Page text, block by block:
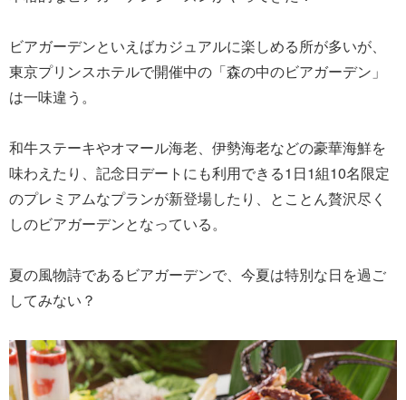
ビアガーデンといえばカジュアルに楽しめる所が多いが、
東京プリンスホテルで開催中の「森の中のビアガーデン」
は一味違う。
和牛ステーキやオマール海老、伊勢海老などの豪華海鮮を
味わえたり、記念日デートにも利用できる1日1組10名限定
のプレミアムなプランが新登場したり、とことん贅沢尽く
しのビアガーデンとなっている。
夏の風物詩であるビアガーデンで、今夏は特別な日を過ご
してみない？